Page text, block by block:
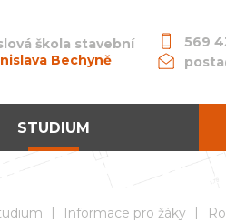
škola stavební
Bechyně
569
STUDIUM
průmyslová škola stavební
| Informace pro žáky |